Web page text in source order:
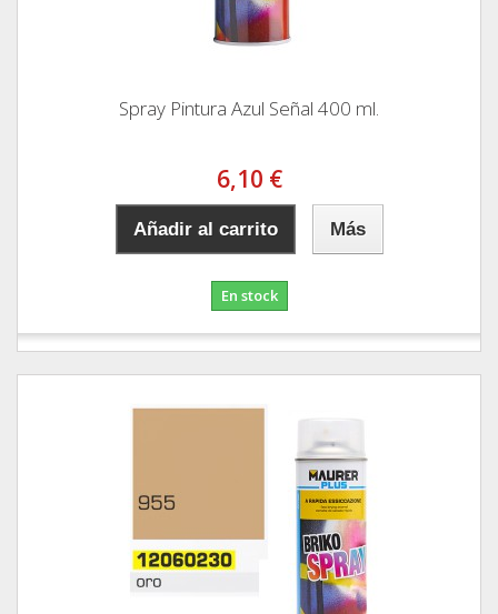
Spray Pintura Azul Señal 400 ml.
6,10 €
Añadir al carrito Más
En stock